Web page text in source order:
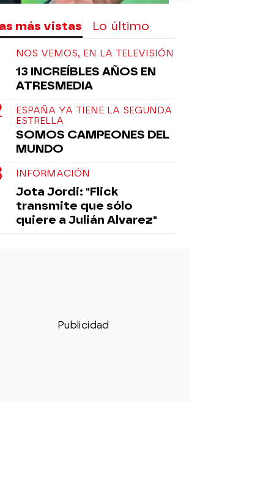
más vistas Lo último
NOS VEMOS, EN LA TELEVISIÓN
13 INCREÍBLES AÑOS EN
ATRESMEDIA
ESPAÑA YA TIENE LA SEGUNDA
ESTRELLA
SOMOS CAMPEONES DEL
MUNDO
INFORMACIÓN
Jota Jordi: "Flick
transmite que sólo
quiere a Julián Alvarez"